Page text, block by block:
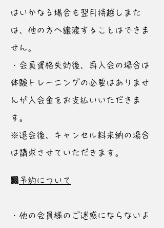
はいかなる場合も翌月持越しまた
は、他の方へ譲渡することはできま
せん。
・会員資格失効後、再入会の場合は
体験トレーニングの必要はありませ
んが入会金をお支払いいただきま
す。
※退会後、キャンセル料未納の場合
は請求させていただきます。
■予約について
・他の会員様のご迷惑にならないよ